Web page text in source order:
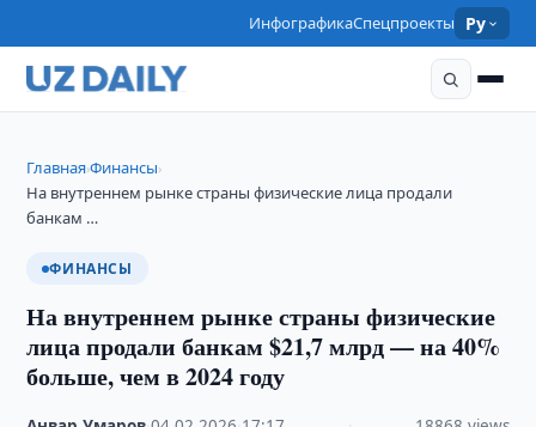
ИнфографикаСпецпроекты Ру
Главная›Финансы›
На внутреннем рынке страны физические лица продали
банкам …
ФИНАНСЫ
На внутреннем рынке страны физические
лица продали банкам $21,7 млрд — на 40%
больше, чем в 2024 году